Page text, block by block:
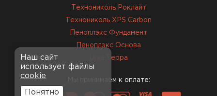
Технониколь Роклайт
Технониколь XPS Carbon
Пеноплэкс Фундамент
Пеноплэкс Основа
Ursa Терра
Мы принимаем к оплате:
Наш сайт
использует файлы
cookie
Понятно